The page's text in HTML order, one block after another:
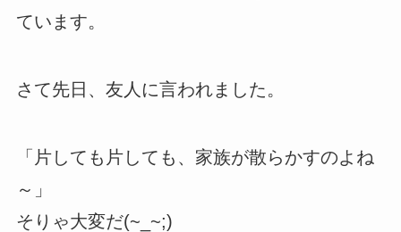
ています。
さて先日、友人に言われました。
「片しても片しても、家族が散らかすのよね
～」
そりゃ大変だ(~_~;)